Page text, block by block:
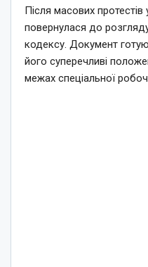
Після масових
повернулася до
кодексу. Документ
його суперечливі
межах спеціальної